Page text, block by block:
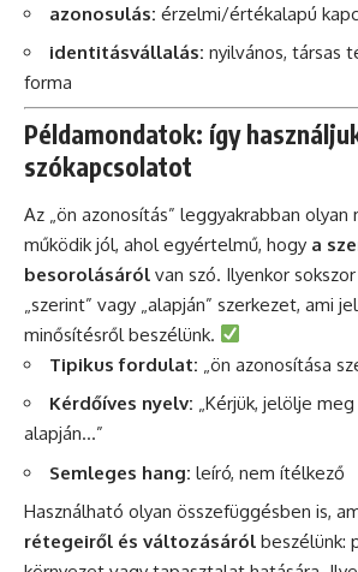
azonosulás: érzelmi/értékalapú
identitásvállalás: nyilvános, társas
forma
Példamondatok: így
szókapcsolatot
Az „ön azonosítás” leggyakrabban olyan
működik jól, ahol egyértelmű, hogy a
besorolásáról van szó. Ilyenkor
„szerint” vagy „alapján” szerkezet, ami
minősítésről beszélünk.
Tipikus fordulat: „ön azonosítása
Kérdőíves nyelv: „Kérjük, jelölje
alapján…”
Semleges hang: leíró, nem ítélkező
Használható olyan összefüggésben is,
rétegeiről és változásáról beszélünk: